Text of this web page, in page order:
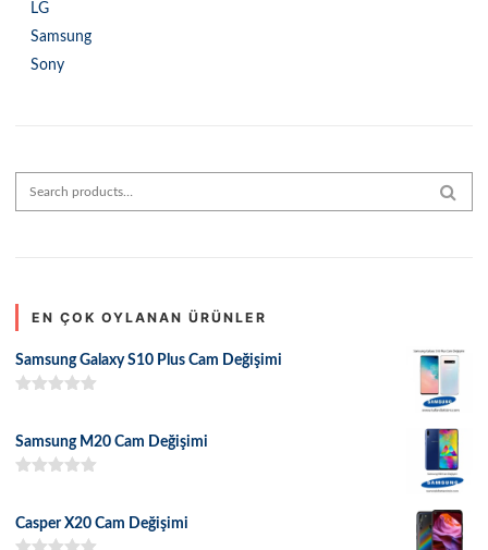
LG
Samsung
Sony
Search for:
EN ÇOK OYLANAN ÜRÜNLER
Samsung Galaxy S10 Plus Cam Değişimi
Samsung M20 Cam Değişimi
Casper X20 Cam Değişimi